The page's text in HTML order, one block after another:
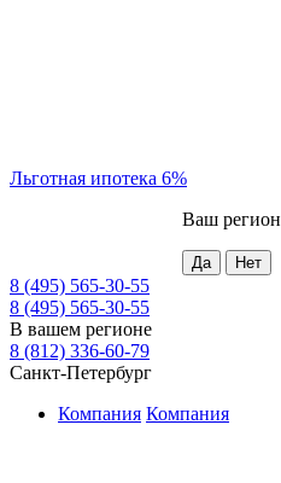
Льготная ипотека 6%
Ваш регион
8 (495) 565-30-55
8 (495) 565-30-55
В вашем регионе
8 (812) 336-60-79
Санкт-Петербург
Компания Компания